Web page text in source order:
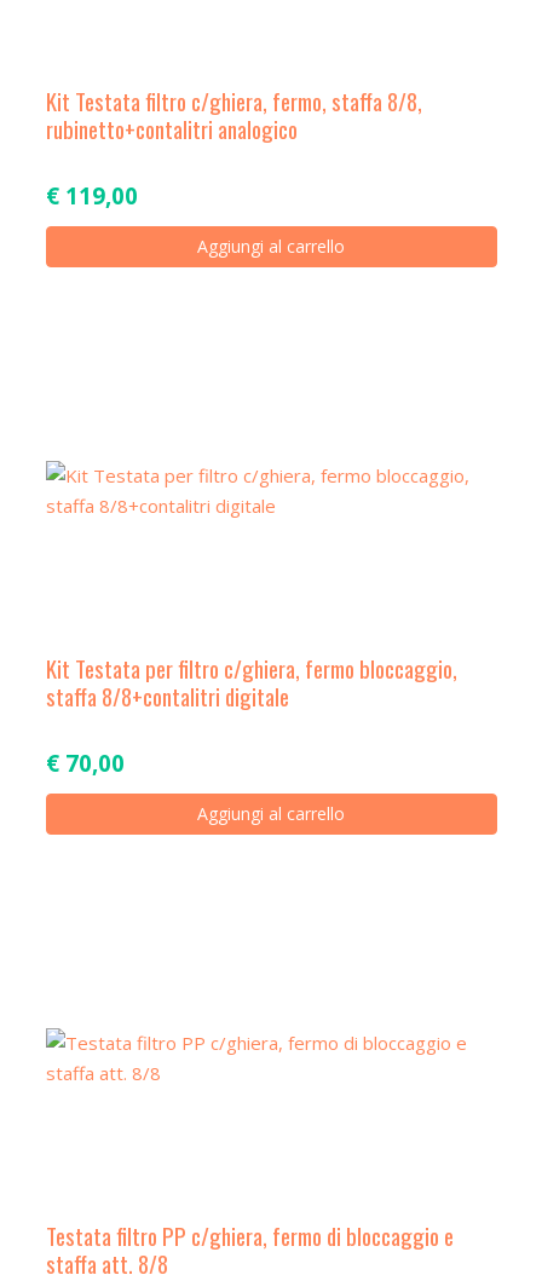
Kit Testata filtro c/ghiera, fermo, staffa 8/8,
rubinetto+contalitri analogico
€119,00
Aggiungi al carrello
Kit Testata per filtro c/ghiera, fermo bloccaggio,
staffa 8/8+contalitri digitale
€70,00
Aggiungi al carrello
Testata filtro PP c/ghiera, fermo di bloccaggio e
staffa att. 8/8